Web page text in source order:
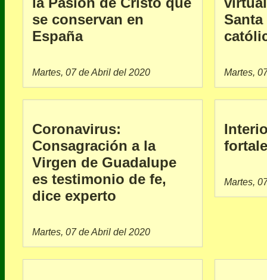
se conservan en
España
Martes, 07 de Abril del 2020 Martes,
Coronavirus:
Consagración a la
Virgen de Guadalupe
es testimonio de fe,
dice experto
Martes, 07 de Abril del 2020
Martes,